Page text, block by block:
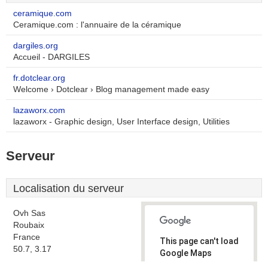
ceramique.com
Ceramique.com : l'annuaire de la céramique
dargiles.org
Accueil - DARGILES
fr.dotclear.org
Welcome › Dotclear › Blog management made easy
lazaworx.com
lazaworx - Graphic design, User Interface design, Utilities
Serveur
Localisation du serveur
Ovh Sas
Roubaix
France
50.7, 3.17
This page can't load
Google Maps